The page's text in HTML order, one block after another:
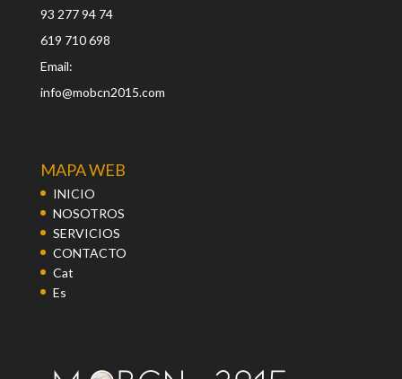
93 277 94 74
619 710 698
Email:
info@mobcn2015.com
MAPA WEB
INICIO
NOSOTROS
SERVICIOS
CONTACTO
Cat
Es